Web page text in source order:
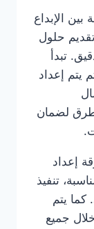
الإبداع
حلول
تبدأ
يتم إعداد
لضمان
إعداد
تنفيذ
كما يتم
خلال جميع